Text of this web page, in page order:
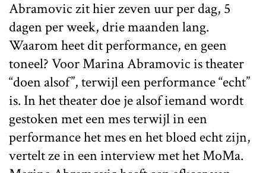
Abramovic zit hier zeven uur per dag, 5
dagen per week, drie maanden lang.
Waarom heet dit performance, en geen
toneel? Voor Marina Abramovic is theater
“doen alsof”, terwijl een performance “echt”
is. In het theater doe je alsof iemand wordt
gestoken met een mes terwijl in een
performance het mes en het bloed echt zijn,
vertelt ze in een interview met het MoMa.